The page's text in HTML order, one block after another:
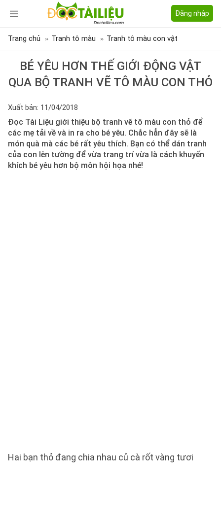
Đăng nhập
Trang chủ Tranh tô màu Tranh tô màu con vật
BÉ YÊU HƠN THẾ GIỚI ĐỘNG VẬT
QUA BỘ TRANH VẼ TÔ MÀU CON THỎ
Xuất bản: 11/04/2018
Đọc Tài Liệu giới thiệu bộ tranh vẽ tô màu con thỏ để
các mẹ tải về và in ra cho bé yêu. Chắc hẳn đây sẽ là
món quà mà các bé rất yêu thích. Bạn có thể dán tranh
của con lên tường để vừa trang trí vừa là cách khuyến
khích bé yêu hơn bộ môn hội họa nhé!
Hai bạn thỏ đang chia nhau củ cà rốt vàng tươi